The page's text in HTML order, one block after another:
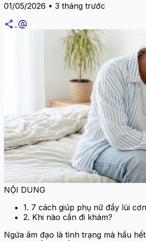
01/05/2026 • 3 tháng trước
share alternate_email
NỘI DUNG
1. 7 cách giúp phụ nữ đẩy lùi
2. Khi nào cần đi khám?
Ngứa âm đạo là tình trạng mà hầu